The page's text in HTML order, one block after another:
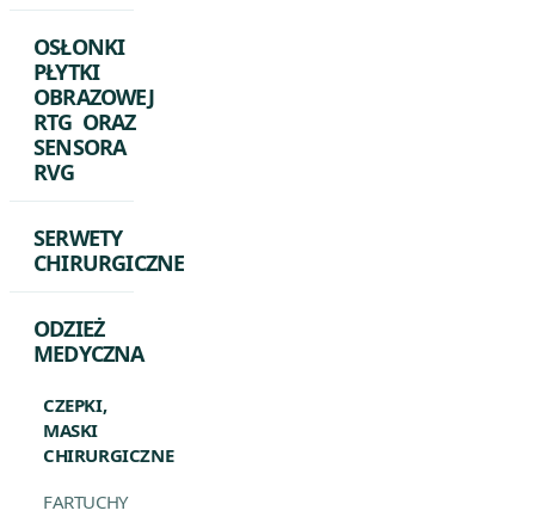
OSŁONKI
PŁYTKI
OBRAZOWEJ
RTG ORAZ
SENSORA
RVG
SERWETY
CHIRURGICZNE
ODZIEŻ
MEDYCZNA
CZEPKI,
MASKI
CHIRURGICZNE
FARTUCHY